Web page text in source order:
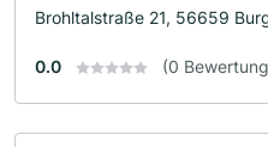
Brohltalstraße 21, 56659
0.0 (0